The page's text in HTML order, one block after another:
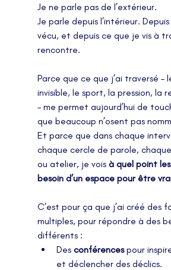
Je ne parle pas de l’extérieur.
Je parle depuis l’intérieur.
vécu, et depuis ce que je vis à
rencontre.
Parce que ce que j’ai traversé –
invisible, le sport, la pression, la
– me permet aujourd’hui de
que beaucoup n’osent pas
Et parce que dans chaque
chaque cercle de parole,
ou atelier, je vois à quel point
besoin d’un espace pour être
C’est pour ça que j’ai créé des
multiples, pour répondre à des
différents :
Des conférences pour
et déclencher des déclics.